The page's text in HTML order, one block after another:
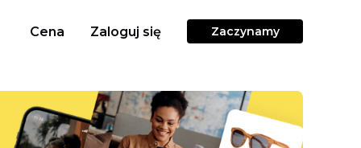
Cena Zaloguj się Zaczynamy